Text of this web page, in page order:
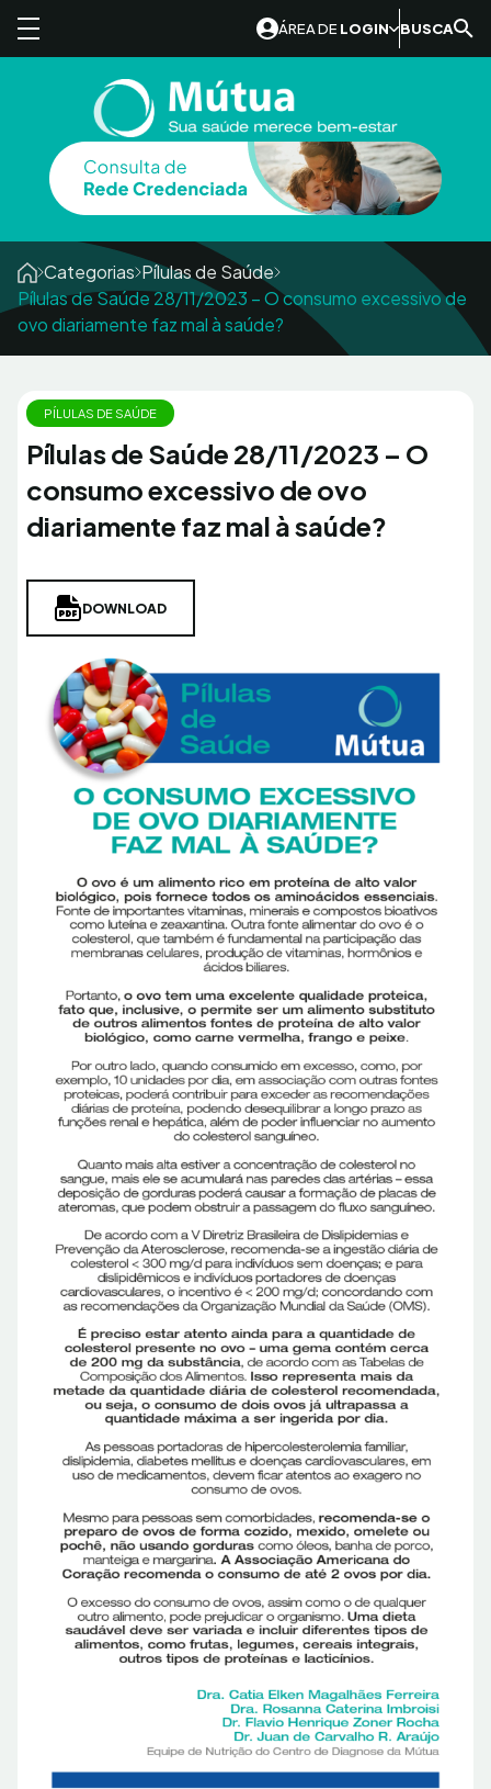
ÁREA DE LOGIN BUSCA
Categorias Pílulas de Saúde
Pílulas de Saúde 28/11/2023 – O consumo excessivo de
ovo diariamente faz mal à saúde?
PÍLULAS DE SAÚDE
Pílulas de Saúde 28/11/2023 – O
consumo excessivo de ovo
diariamente faz mal à saúde?
DOWNLOAD